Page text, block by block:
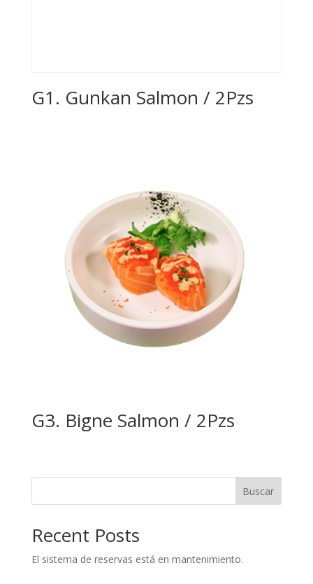
G1. Gunkan Salmon / 2Pzs
G3. Bigne Salmon / 2Pzs
Buscar
Recent Posts
El sistema de reservas está en mantenimiento.